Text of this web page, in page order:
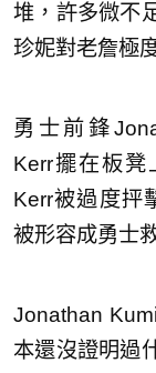
堆，許多微不
珍妮對老詹極
勇士前鋒
Kerr擺在板凳
Kerr被過度抨
被形容成勇士
Jonathan
本還沒證明過